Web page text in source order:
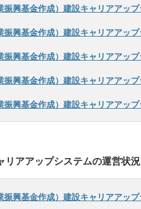
振興基金作成）建設キャリアアッ
振興基金作成）建設キャリアアッ
振興基金作成）建設キャリアアッ
振興基金作成）建設キャリアアッ
振興基金作成）建設キャリアアッ
リアアップシステムの運営状況
振興基金作成）建設キャリアアッ